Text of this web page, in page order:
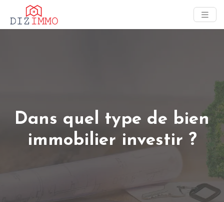
Dans quel type de bien
immobilier investir ?